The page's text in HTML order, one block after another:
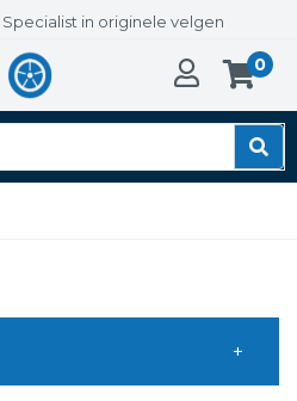
Specialist in originele velgen
0